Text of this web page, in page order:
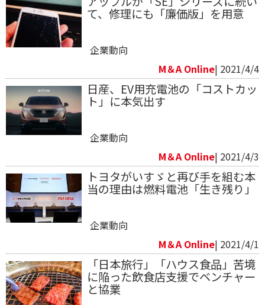
て、修理にも「廉価版」を用意
企業動向
M＆A Online| 2021/4/4
日産、EV用充電池の「コストカッ
ト」に本気出す
企業動向
M＆A Online| 2021/4/3
トヨタがいすゞと再び手を組む本
当の理由は燃料電池「生き残り」
企業動向
M＆A Online| 2021/4/1
「日本旅行」「ハウス食品」苦境
に陥った飲食店支援でベンチャー
と協業